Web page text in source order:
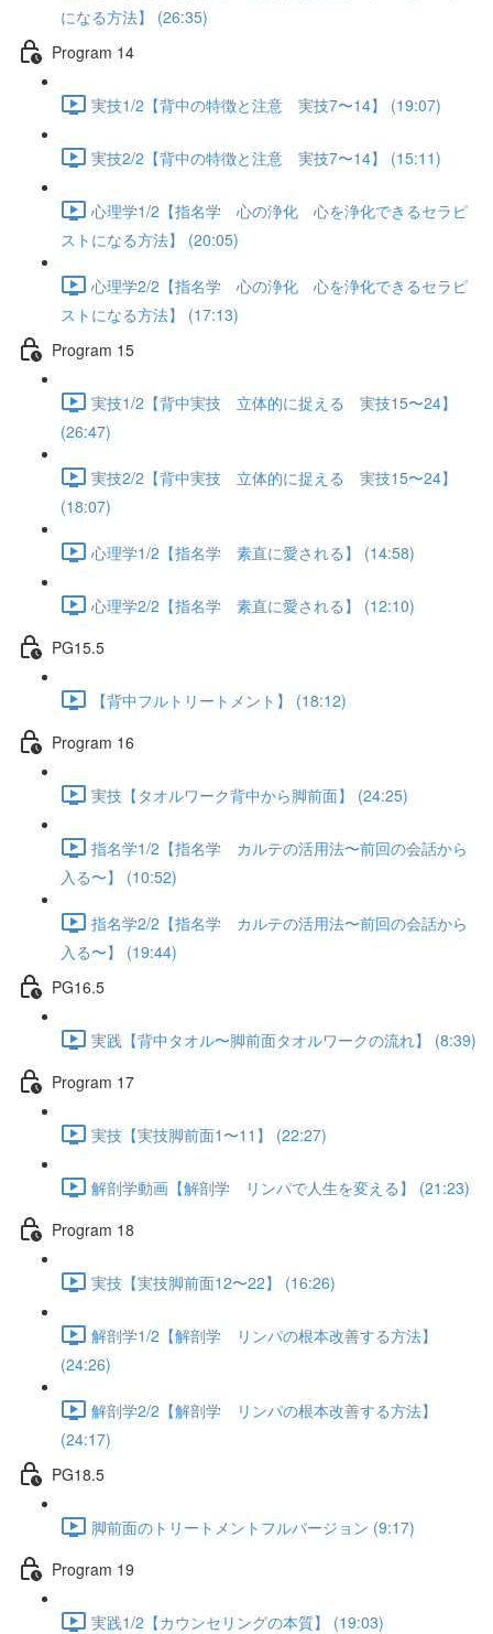
になる方法】 (26:35)
Program 14
実技1/2【背中の特徴と注意 実技7〜14】 (19:07)
実技2/2【背中の特徴と注意 実技7〜14】 (15:11)
心理学1/2【指名学 心の浄化 心を浄化できるセラピ
ストになる方法】 (20:05)
心理学2/2【指名学 心の浄化 心を浄化できるセラピ
ストになる方法】 (17:13)
Program 15
実技1/2【背中実技 立体的に捉える 実技15〜24】
(26:47)
実技2/2【背中実技 立体的に捉える 実技15〜24】
(18:07)
心理学1/2【指名学 素直に愛される】 (14:58)
心理学2/2【指名学 素直に愛される】 (12:10)
PG15.5
【背中フルトリートメント】 (18:12)
Program 16
実技【タオルワーク背中から脚前面】 (24:25)
指名学1/2【指名学 カルテの活用法〜前回の会話から
入る〜】 (10:52)
指名学2/2【指名学 カルテの活用法〜前回の会話から
入る〜】 (19:44)
PG16.5
実践【背中タオル〜脚前面タオルワークの流れ】 (8:39)
Program 17
実技【実技脚前面1〜11】 (22:27)
解剖学動画【解剖学 リンパで人生を変える】 (21:23)
Program 18
実技【実技脚前面12〜22】 (16:26)
解剖学1/2【解剖学 リンパの根本改善する方法】
(24:26)
解剖学2/2【解剖学 リンパの根本改善する方法】
(24:17)
PG18.5
脚前面のトリートメントフルバージョン (9:17)
Program 19
実践1/2【カウンセリングの本質】 (19:03)